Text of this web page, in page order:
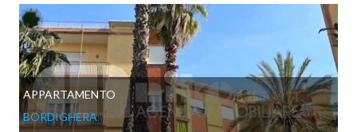
APPARTAMENTO
BORDIGHERA